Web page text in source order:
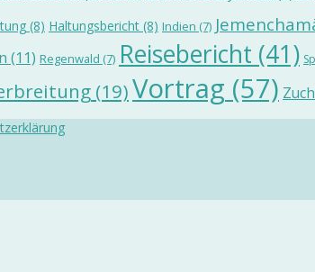
(8) Haltungsbericht (8) Indien (7)
(11) Regenwald (7) Reisebericht (41)
(19)Vortrag (57)